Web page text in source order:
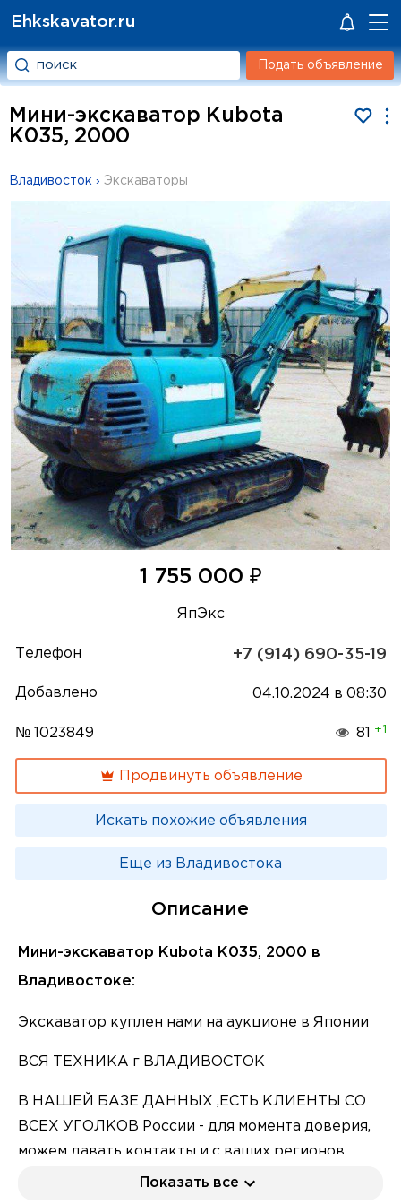
Ehkskavator.ru
Подать объявление
Мини-экскаватор Kubota
K035, 2000
Владивосток › Экскаваторы
1 755 000 ₽
ЯпЭкс
Телефон +7 (914) 690-35-19
Добавлено 04.10.2024 в 08:30
№ 1023849 81 +1
Продвинуть объявление
Искать похожие объявления
Еще из Владивостока
Описание
Мини-экскаватор Kubota K035, 2000 в
Владивостоке:
Экскаватор куплен нами на аукционе в Японии
ВСЯ ТЕХНИКА г ВЛАДИВОСТОК
В НАШЕЙ БАЗЕ ДАННЫХ ,ЕСТЬ КЛИЕНТЫ СО
ВСЕХ УГОЛКОВ России - для момента доверия,
можем давать контакты и с ваших регионов
Показать все